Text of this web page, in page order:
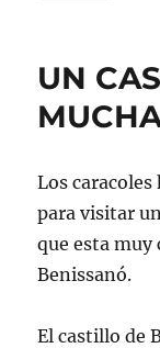
UN
Los caracoles
para visitar
que esta muy
Benissanó.
El castillo de